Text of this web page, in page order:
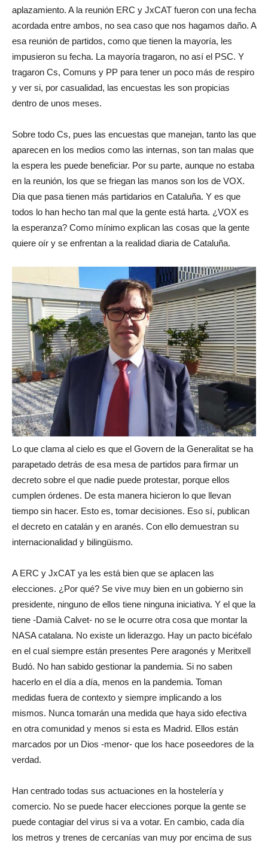
aplazamiento. A la reunión ERC y JxCAT fueron con una fecha
acordada entre ambos, no sea caso que nos hagamos daño. A
esa reunión de partidos, como que tienen la mayoría, les
impusieron su fecha. La mayoría tragaron, no así el PSC. Y
tragaron Cs, Comuns y PP para tener un poco más de respiro
y ver si, por casualidad, las encuestas les son propicias
dentro de unos meses.
Sobre todo Cs, pues las encuestas que manejan, tanto las que
aparecen en los medios como las internas, son tan malas que
la espera les puede beneficiar. Por su parte, aunque no estaba
en la reunión, los que se friegan las manos son los de VOX.
Dia que pasa tienen más partidarios en Cataluña. Y es que
todos lo han hecho tan mal que la gente está harta. ¿VOX es
la esperanza? Como mínimo explican las cosas que la gente
quiere oír y se enfrentan a la realidad diaria de Cataluña.
Lo que clama al cielo es que el Govern de la Generalitat se ha
parapetado detrás de esa mesa de partidos para firmar un
decreto sobre el que nadie puede protestar, porque ellos
cumplen órdenes. De esta manera hicieron lo que llevan
tiempo sin hacer. Esto es, tomar decisiones. Eso sí, publican
el decreto en catalán y en aranés. Con ello demuestran su
internacionalidad y bilingüismo.
A ERC y JxCAT ya les está bien que se aplacen las
elecciones. ¿Por qué? Se vive muy bien en un gobierno sin
presidente, ninguno de ellos tiene ninguna iniciativa. Y el que la
tiene -Damià Calvet- no se le ocurre otra cosa que montar la
NASA catalana. No existe un liderazgo. Hay un pacto bicéfalo
en el cual siempre están presentes Pere aragonés y Meritxell
Budó. No han sabido gestionar la pandemia. Si no saben
hacerlo en el día a día, menos en la pandemia. Toman
medidas fuera de contexto y siempre implicando a los
mismos. Nunca tomarán una medida que haya sido efectiva
en otra comunidad y menos si esta es Madrid. Ellos están
marcados por un Dios -menor- que los hace poseedores de la
verdad.
Han centrado todas sus actuaciones en la hostelería y
comercio. No se puede hacer elecciones porque la gente se
puede contagiar del virus si va a votar. En cambio, cada día
los metros y trenes de cercanías van muy por encima de sus